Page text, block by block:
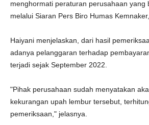
menghormati peraturan perusahaan yang
melalui Siaran Pers Biro Humas
Haiyani menjelaskan, dari hasil
adanya pelanggaran terhadap
terjadi sejak September 2022.
"Pihak perusahaan sudah menyatakan
kekurangan upah lembur tersebut,
pemeriksaan," jelasnya.